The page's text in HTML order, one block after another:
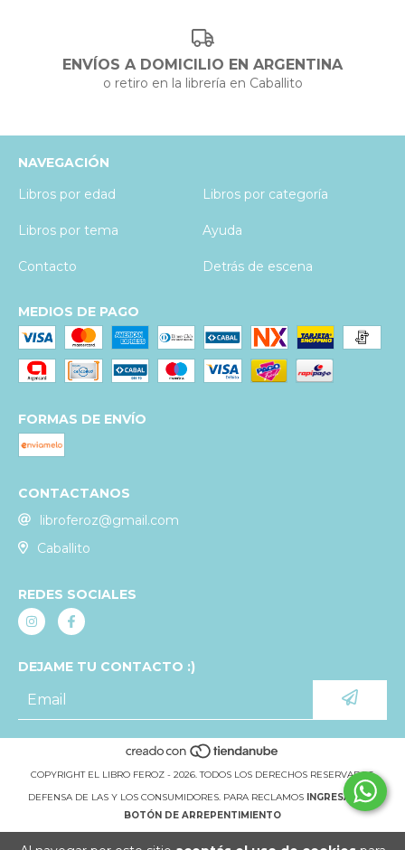
ENVÍOS A DOMICILIO EN ARGENTINA
o retiro en la librería en Caballito
NAVEGACIÓN
Libros por edad
Libros por categoría
Libros por tema Ayuda
Contacto Detrás de escena
MEDIOS DE PAGO
FORMAS DE ENVÍO
CONTACTANOS
libroferoz@gmail.com
Caballito
REDES SOCIALES
DEJAME TU CONTACTO :)
COPYRIGHT EL LIBRO FEROZ - 2026. TODOS LOS DERECHOS RESERVADOS.
DEFENSA DE LAS Y LOS CONSUMIDORES. PARA RECLAMOS
INGRESÁ ACÁ.
BOTÓN DE ARREPENTIMIENTO